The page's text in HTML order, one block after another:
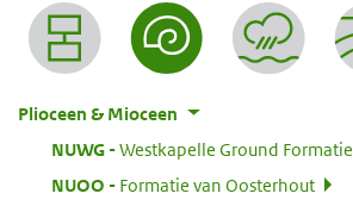
Nomenclator menu
Plioceen & Mioceen
NUWG:
Westkapelle Ground Formatie
NUOO
Formatie van Oosterhout